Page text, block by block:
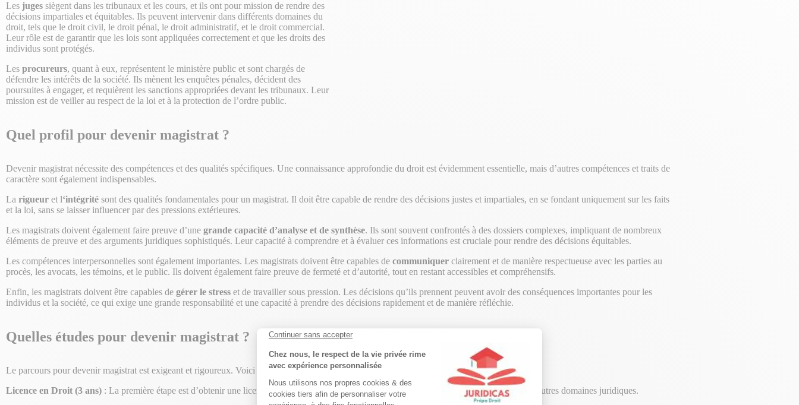
Les juges siègent dans les tribunaux et les cours, et ils ont pour mission de rendre des
décisions impartiales et équitables. Ils peuvent intervenir dans différents domaines du
droit, tels que le droit civil, le droit pénal, le droit administratif, et le droit commercial.
Leur rôle est de garantir que les lois sont appliquées correctement et que les droits des
individus sont protégés.
Les procureurs, quant à eux, représentent le ministère public et sont chargés de
défendre les intérêts de la société. Ils mènent les enquêtes pénales, décident des
poursuites à engager, et requièrent les sanctions appropriées devant les tribunaux. Leur
mission est de veiller au respect de la loi et à la protection de l’ordre public.
Quel profil pour devenir magistrat ?
Devenir magistrat nécessite des compétences et des qualités spécifiques. Une connaissance approfondie du droit est évidemment essentielle, mais d’autres compétences et traits de
caractère sont également indispensables.
La rigueur et l‘intégrité sont des qualités fondamentales pour un magistrat. Il doit être capable de rendre des décisions justes et impartiales, en se fondant uniquement sur les faits
et la loi, sans se laisser influencer par des pressions extérieures.
Les magistrats doivent également faire preuve d’une grande capacité d’analyse et de synthèse. Ils sont souvent confrontés à des dossiers complexes, impliquant de nombreux
éléments de preuve et des arguments juridiques sophistiqués. Leur capacité à comprendre et à évaluer ces informations est cruciale pour rendre des décisions équitables.
Les compétences interpersonnelles sont également importantes. Les magistrats doivent être capables de communiquer clairement et de manière respectueuse avec les parties au
procès, les avocats, les témoins, et le public. Ils doivent également faire preuve de fermeté et d’autorité, tout en restant accessibles et compréhensifs.
Enfin, les magistrats doivent être capables de gérer le stress et de travailler sous pression. Les décisions qu’ils prennent peuvent avoir des conséquences importantes pour les
individus et la société, ce qui exige une grande responsabilité et une capacité à prendre des décisions rapidement et de manière réfléchie.
Quelles études pour devenir magistrat ?
Le parcours pour devenir magistrat est exigeant et rigoureux. Voici les principales étapes de la formation :
Licence en Droit (3 ans) : La première étape est d’obtenir une licence en droit, qui fournit les bases nécessaires en droit privé, droit public, et autres domaines juridiques.